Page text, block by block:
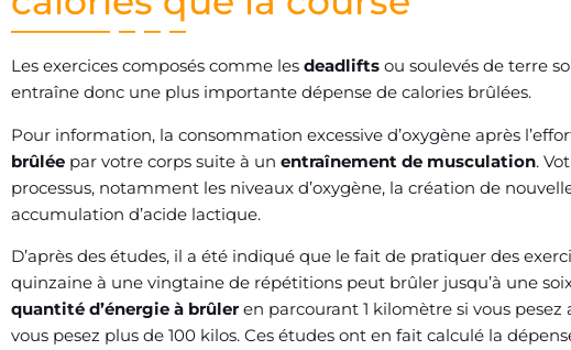
Les exercices composés comme les deadlifts ou soulevés de terre
entraîne donc une plus importante dépense de calories brûlées.
Pour information, la consommation excessive d’oxygène après
brûlée par votre corps suite à un entraînement de musculation.
processus, notamment les niveaux d’oxygène, la création de
accumulation d’acide lactique.
D’après des études, il a été indiqué que le fait de pratiquer des
quinzaine à une vingtaine de répétitions peut brûler jusqu’à une
quantité d’énergie à brûler en parcourant 1 kilomètre si vous
vous pesez plus de 100 kilos. Ces études ont en fait calculé la